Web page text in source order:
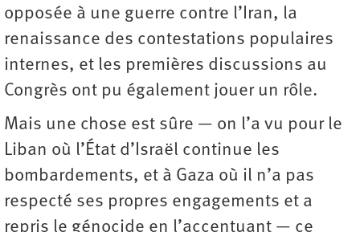
opposée à une guerre contre l’Iran, la
renaissance des contestations populaires
internes, et les premières discussions au
Congrès ont pu également jouer un rôle.
Mais une chose est sûre — on l’a vu pour le
Liban où l’État d’Israël continue les
bombardements, et à Gaza où il n’a pas
respecté ses propres engagements et a
repris le génocide en l’accentuant — ce